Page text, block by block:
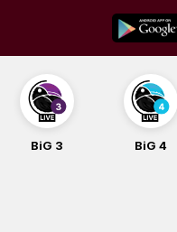
content
BiG 3 BiG 4